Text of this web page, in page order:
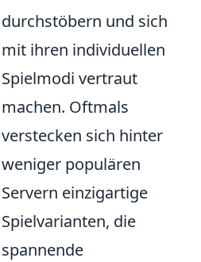
durchstöbern und sich
mit ihren individuellen
Spielmodi vertraut
machen. Oftmals
verstecken sich hinter
weniger populären
Servern einzigartige
Spielvarianten, die
spannende